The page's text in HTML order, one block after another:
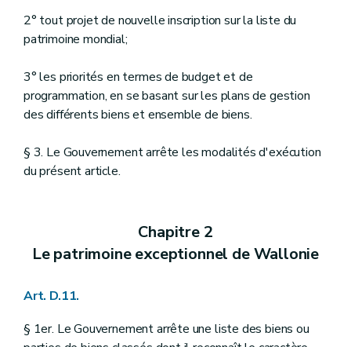
2° tout projet de nouvelle inscription sur la liste du
patrimoine mondial;
3° les priorités en termes de budget et de
programmation, en se basant sur les plans de gestion
des différents biens et ensemble de biens.
§ 3. Le Gouvernement arrête les modalités d'exécution
du présent article.
Chapitre 2
Le patrimoine exceptionnel de Wallonie
Art. D.11.
§ 1er. Le Gouvernement arrête une liste des biens ou